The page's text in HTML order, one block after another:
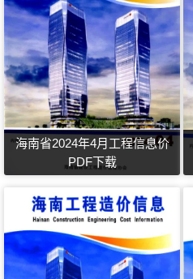
海南省2024年4月工程信息价
PDF下载